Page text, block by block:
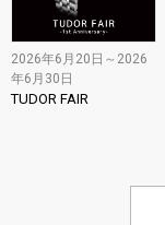
2026年6月20日～2026
年6月30日
TUDOR FAIR